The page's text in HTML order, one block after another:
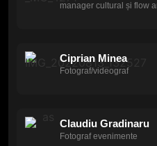
manager cultural și flow
Ciprian Minea
Fotograf/videograf
Claudiu Gradinaru
Fotograf evenimente